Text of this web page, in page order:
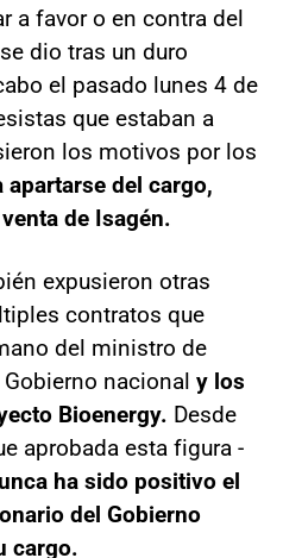
a favor o en contra del
dio tras un duro
el pasado lunes 4 de
que estaban a
los motivos por los
apartarse del cargo,
de Isagén.
expusieron otras
contratos que
del ministro de
nacional y los
Bioenergy. Desde
aprobada esta figura -
ha sido positivo el
del Gobierno
cargo.